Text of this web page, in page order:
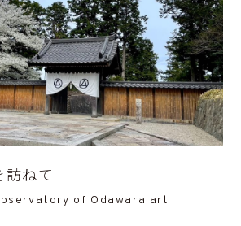
訪ねて
of Odawara art